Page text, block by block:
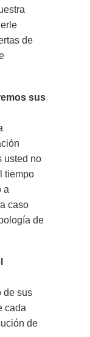
de
sus
usted no
tiempo
a
caso
de
de sus
cada
de